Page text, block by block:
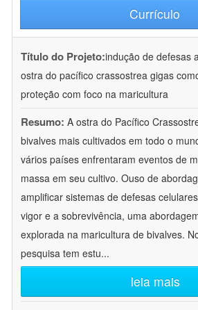
Currículo
Título do Projeto:indução de defesas
ostra do pacífico crassostrea gigas
proteção com foco na maricultura
Resumo: A ostra do Pacífico
bivalves mais cultivados em todo o
vários países enfrentaram eventos de
massa em seu cultivo. Ouso de
amplificar sistemas de defesas
vigor e a sobrevivência, uma
explorada na maricultura de bivalves.
pesquisa tem estu...
leia mais